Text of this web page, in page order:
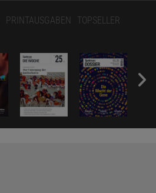
PRINTAUSGABEN TOPSELLER